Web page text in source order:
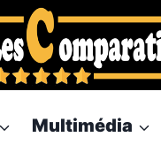
Multimédia